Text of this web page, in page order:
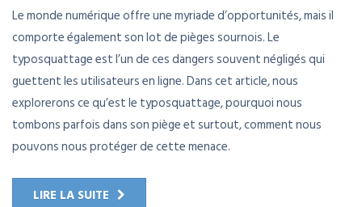
Le monde numérique offre une myriade d’opportunités, mais il
comporte également son lot de pièges sournois. Le
typosquattage est l’un de ces dangers souvent négligés qui
guettent les utilisateurs en ligne. Dans cet article, nous
explorerons ce qu’est le typosquattage, pourquoi nous
tombons parfois dans son piège et surtout, comment nous
pouvons nous protéger de cette menace.
LIRE LA SUITE